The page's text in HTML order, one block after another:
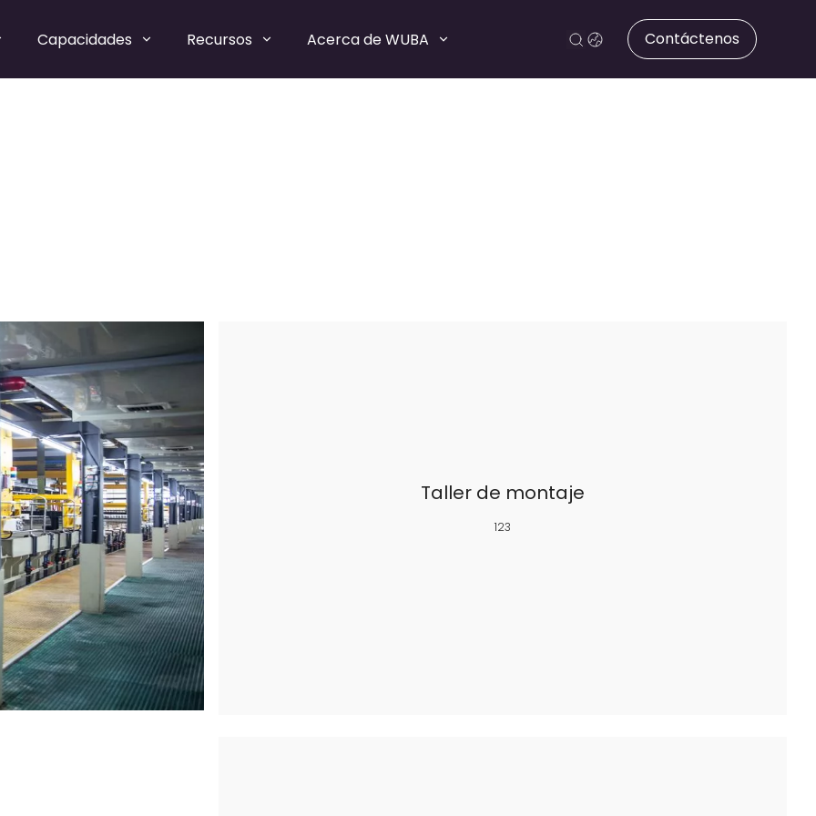
Capacidades Recursos Acerca de WUBA Contáctenos
Taller de montaje
123